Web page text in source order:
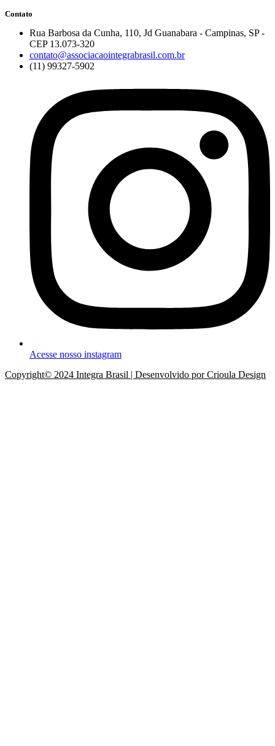
Contato
Rua Barbosa da Cunha, 110, Jd Guanabara - Campinas, SP -
CEP 13.073-320
contato@associacaointegrabrasil.com.br
(11) 99327-5902
Acesse nosso instagram
Copyright© 2024 Integra Brasil | Desenvolvido por Crioula Design